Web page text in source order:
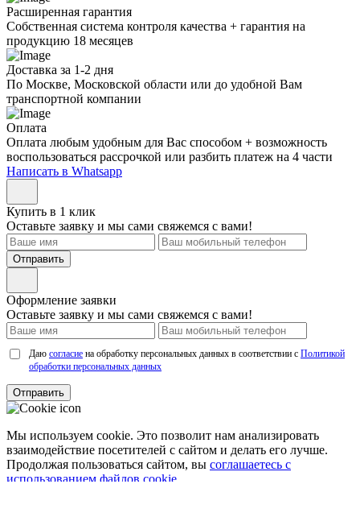
Расширенная гарантия
Собственная система контроля качества + гарантия на
продукцию 18 месяцев
Доставка за 1-2 дня
По Москве, Московской области или до удобной Вам
транспортной компании
Оплата
Оплата любым удобным для Вас способом + возможность
воспользоваться рассрочкой или разбить платеж на 4 части
Написать в Whatsapp
Купить в 1 клик
Оставьте заявку и мы сами свяжемся с вами!
Отправить
Оформление заявки
Оставьте заявку и мы сами свяжемся с вами!
Даю согласие на обработку персональных данных в соответствии с Политикой
обработки персональных данных
Отправить
Мы используем cookie. Это позволит нам анализировать
взаимодействие посетителей с сайтом и делать его лучше.
Продолжая пользоваться сайтом, вы соглашаетесь с
использованием файлов cookie.